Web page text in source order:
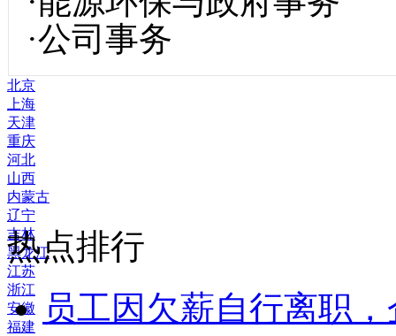
·公司事务
北京
上海
天津
重庆
河北
山西
内蒙古
辽宁
吉林
黑龙江
江苏
浙江
安徽
福建
热点排行
员工因欠薪自行离职